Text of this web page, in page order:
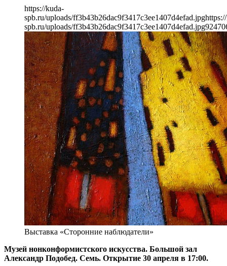
https://kuda-
spb.ru/uploads/ff3b43b26dac9f3417c3ee1407d4efad.jpg
spb.ru/uploads/ff3b43b26dac9f3417c3ee1407d4efad.jpg924
Выставка «Сторонние наблюдатели»
Музей нонконформистского искусства. Большой зал
Александр Подобед. Семь. Открытие 30 апреля в 17:00.